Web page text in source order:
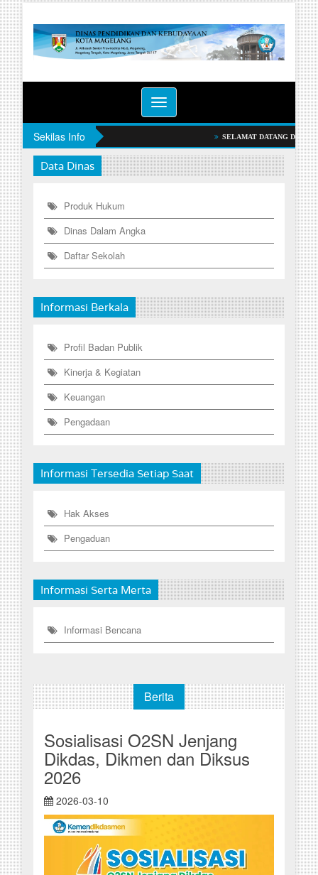
Toggle
navigation
Sekilas Info
SELAMAT DATANG DI WEBSITE
Data Dinas
Produk Hukum
Dinas Dalam Angka
Daftar Sekolah
Informasi Berkala
Profil Badan Publik
Kinerja & Kegiatan
Keuangan
Pengadaan
Informasi Tersedia Setiap Saat
Hak Akses
Pengaduan
Informasi Serta Merta
Informasi Bencana
Berita
Sosialisasi O2SN Jenjang
Dikdas, Dikmen dan Diksus
2026
2026-03-10